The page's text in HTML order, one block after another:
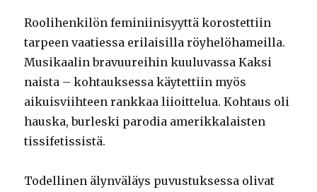
Roolihenkilön feminiinisyyttä korostettiin
tarpeen vaatiessa erilaisilla röyhelöhameilla.
Musikaalin bravuureihin kuuluvassa Kaksi
naista – kohtauksessa käytettiin myös
aikuisviihteen rankkaa liioittelua. Kohtaus oli
hauska, burleski parodia amerikkalaisten
tissifetissistä.
Todellinen älynväläys puvustuksessa olivat